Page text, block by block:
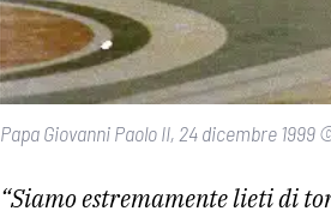
Papa Giovanni Paolo II, 24 dicembre 1999
“Siamo estremamente lieti di